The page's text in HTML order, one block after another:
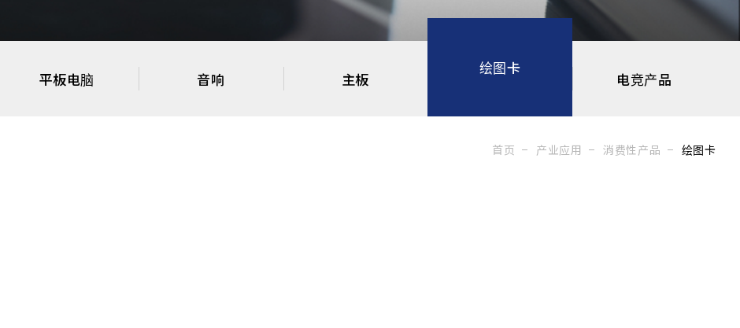
平板电脑 音响 主板
绘图卡
电竞产品
首页 产业应用 消费性产品 绘图卡